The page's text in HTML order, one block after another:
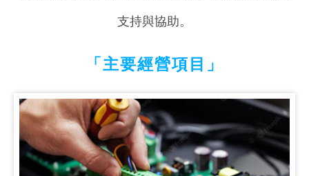
支持與協助。
「主要經營項目」